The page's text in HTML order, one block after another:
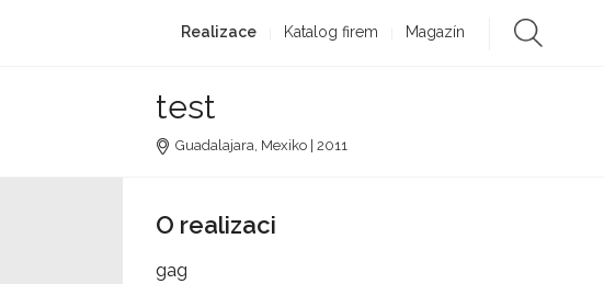
Realizace Katalog firem Magazín
test
Guadalajara, Mexiko | 2011
O realizaci
gag